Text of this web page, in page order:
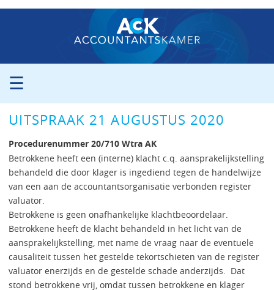
☰
ORGANISATIE
PROCEDURE
PERS
PUBLICATIES
UITSPRAKEN
ZITTINGSAGENDA
CONTACT
UITSPRAAK 21 AUGUSTUS 2020
Procedurenummer 20/710 Wtra AK
Betrokkene heeft een (interne) klacht c.q. aansprakelijkstelling
behandeld die door klager is ingediend tegen de handelwijze
van een aan de accountantsorganisatie verbonden register
valuator.
Betrokkene is geen onafhankelijke klachtbeoordelaar.
Betrokkene heeft de klacht behandeld in het licht van de
aansprakelijkstelling, met name de vraag naar de eventuele
causaliteit tussen het gestelde tekortschieten van de register
valuator enerzijds en de gestelde schade anderzijds. Dat
stond betrokkene vrij, omdat tussen betrokkene en klager